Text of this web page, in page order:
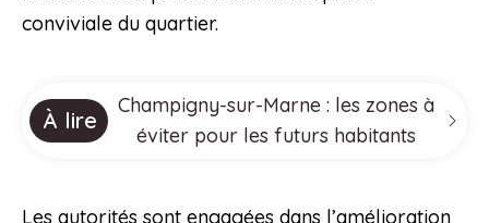
conviviale du quartier.
À lire
Champigny-sur-Marne : les zones à
éviter pour les futurs habitants
Les autorités sont engagées dans l’amélioration